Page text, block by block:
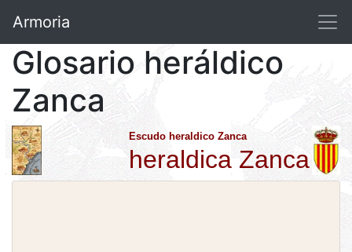
Armoria
Glosario heráldico
Zanca
Escudo heraldico Zanca
heraldica Zanca